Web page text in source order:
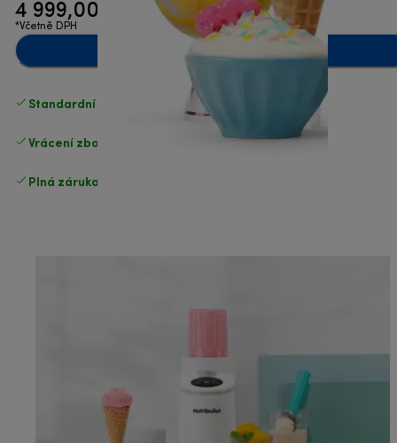
4 999,00 Kč
*Včetně DPH
Přidat do košíku
Standardní doručení zdarma
Vrácení zboží zdarma
Plná záruka výrobce